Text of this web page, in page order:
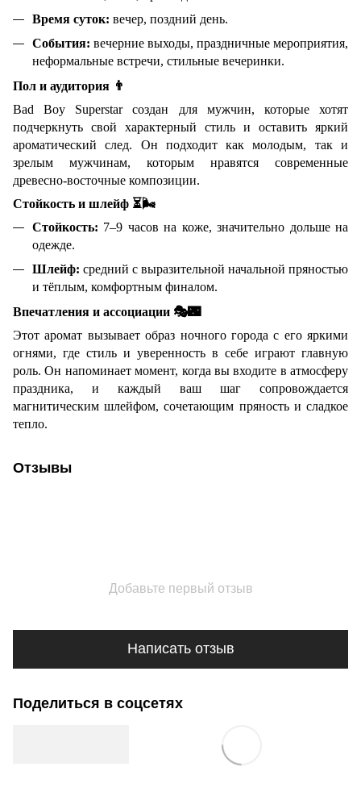
Время суток: вечер, поздний день.
События: вечерние выходы, праздничные мероприятия,
неформальные встречи, стильные вечеринки.
Пол и аудитория 👨
Bad Boy Superstar создан для мужчин, которые хотят
подчеркнуть свой характерный стиль и оставить яркий
ароматический след. Он подходит как молодым, так и
зрелым мужчинам, которым нравятся современные
древесно-восточные композиции.
Стойкость и шлейф ⏳🌬
Стойкость: 7–9 часов на коже, значительно дольше на
одежде.
Шлейф: средний с выразительной начальной пряностью
и тёплым, комфортным финалом.
Впечатления и ассоциации 🎭🌃
Этот аромат вызывает образ ночного города с его яркими
огнями, где стиль и уверенность в себе играют главную
роль. Он напоминает момент, когда вы входите в атмосферу
праздника, и каждый ваш шаг сопровождается
магнитическим шлейфом, сочетающим пряность и сладкое
тепло.
Отзывы
Добавьте первый отзыв
Написать отзыв
Поделиться в соцсетях